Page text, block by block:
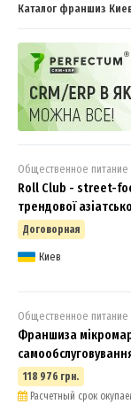
Каталог франшиз
Общественное
Roll Club - street-
трендової
Договорная
Киев
Общественное
Франшиза
118 976 грн.
Расчетный срок